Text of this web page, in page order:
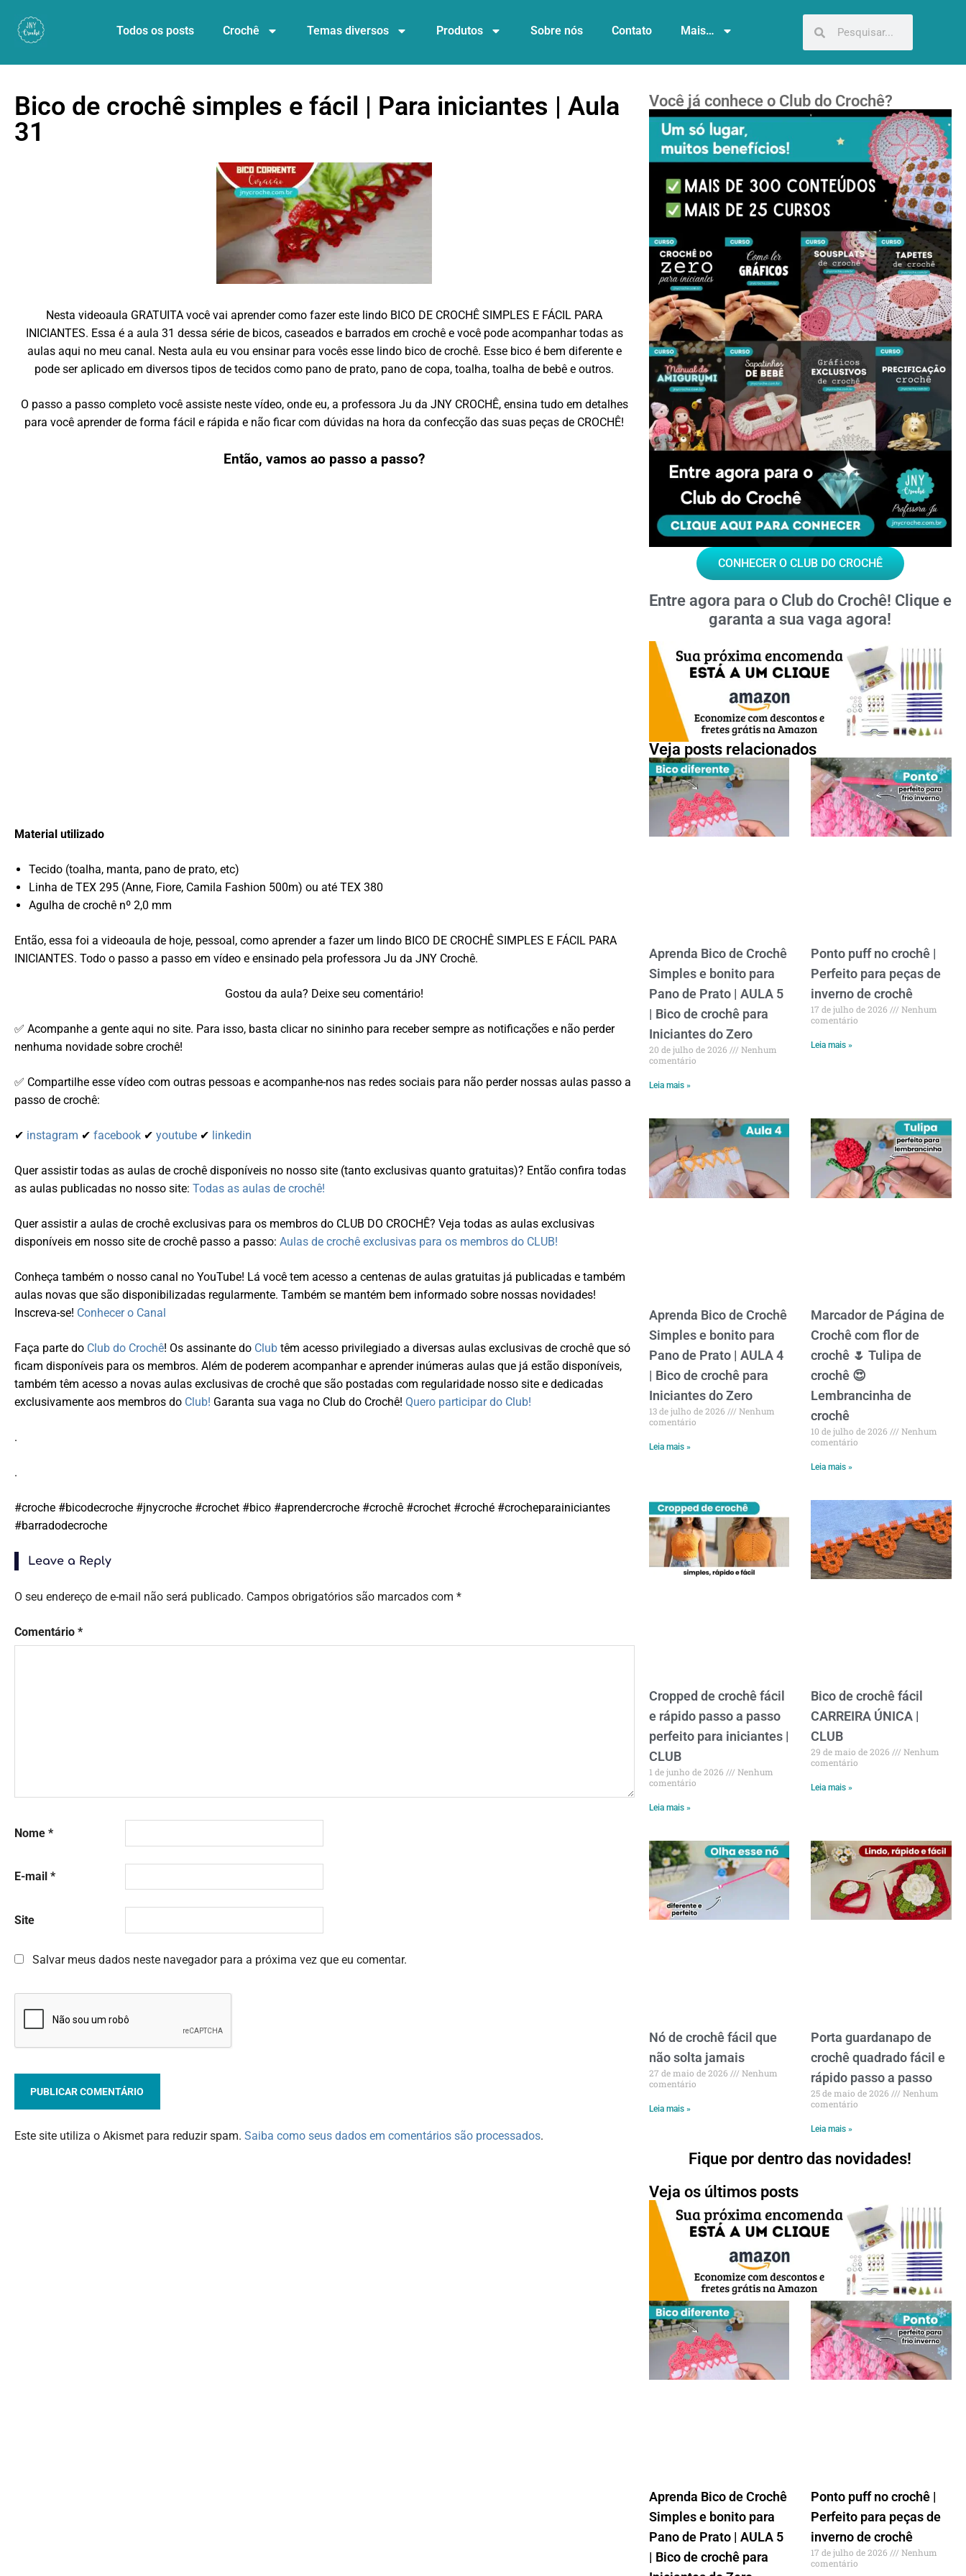
Todos os posts Crochê Temas diversos Produtos Sobre nós Contato Mais…
Você já conhece o Club do Crochê?
CONHECER O CLUB DO CROCHÊ
Entre agora para o Club do Crochê! Clique e
garanta a sua vaga agora!
Veja posts relacionados
Aprenda Bico de Crochê
Simples e bonito para
Pano de Prato | AULA 5
| Bico de crochê para
Iniciantes do Zero
20 de julho de 2026
Nenhum
comentário
Leia mais »
Ponto puff no crochê |
Perfeito para peças de
inverno de crochê
17 de julho de 2026
Nenhum
comentário
Leia mais »
Aprenda Bico de Crochê
Simples e bonito para
Pano de Prato | AULA 4
| Bico de crochê para
Iniciantes do Zero
13 de julho de 2026
Nenhum
comentário
Leia mais »
Marcador de Página de
Crochê com flor de
crochê 🌷 Tulipa de
crochê 😍
Lembrancinha de
crochê
10 de julho de 2026
Nenhum
comentário
Leia mais »
Cropped de crochê fácil
e rápido passo a passo
perfeito para iniciantes |
CLUB
1 de junho de 2026
Nenhum
comentário
Leia mais »
Bico de crochê fácil
CARREIRA ÚNICA |
CLUB
29 de maio de 2026
Nenhum
comentário
Leia mais »
Nó de crochê fácil que
não solta jamais
27 de maio de 2026
Nenhum
comentário
Leia mais »
Porta guardanapo de
crochê quadrado fácil e
rápido passo a passo
25 de maio de 2026
Nenhum
comentário
Leia mais »
Fique por dentro das novidades!
Veja os últimos posts
Aprenda Bico de Crochê
Simples e bonito para
Pano de Prato | AULA 5
| Bico de crochê para
Ponto puff no crochê |
Perfeito para peças de
inverno de crochê
17 de julho de 2026
Nenhum
comentário
Bico de crochê simples e fácil | Para iniciantes | Aula
31
Nesta videoaula GRATUITA você vai aprender como fazer este lindo BICO DE CROCHÊ SIMPLES E FÁCIL PARA
INICIANTES. Essa é a aula 31 dessa série de bicos, caseados e barrados em crochê e você pode acompanhar todas as
aulas aqui no meu canal. Nesta aula eu vou ensinar para vocês esse lindo bico de crochê. Esse bico é bem diferente e
pode ser aplicado em diversos tipos de tecidos como pano de prato, pano de copa, toalha, toalha de bebê e outros.
O passo a passo completo você assiste neste vídeo, onde eu, a professora Ju da JNY CROCHÊ, ensina tudo em detalhes
para você aprender de forma fácil e rápida e não ficar com dúvidas na hora da confecção das suas peças de CROCHÊ!
Então, vamos ao passo a passo?
Material utilizado
Tecido (toalha, manta, pano de prato, etc)
Linha de TEX 295 (Anne, Fiore, Camila Fashion 500m) ou até TEX 380
Agulha de crochê nº 2,0 mm
Então, essa foi a videoaula de hoje, pessoal, como aprender a fazer um lindo BICO DE CROCHÊ SIMPLES E FÁCIL PARA
INICIANTES. Todo o passo a passo em vídeo e ensinado pela professora Ju da JNY Crochê.
Gostou da aula? Deixe seu comentário!
✅ Acompanhe a gente aqui no site. Para isso, basta clicar no sininho para receber sempre as notificações e não perder
nenhuma novidade sobre crochê!
✅ Compartilhe esse vídeo com outras pessoas e acompanhe-nos nas redes sociais para não perder nossas aulas passo a
passo de crochê:
✔ instagram ✔facebook ✔youtube ✔ linkedin
Quer assistir todas as aulas de crochê disponíveis no nosso site (tanto exclusivas quanto gratuitas)? Então confira todas
as aulas publicadas no nosso site:Todas as aulas de crochê!
Quer assistir a aulas de crochê exclusivas para os membros do CLUB DO CROCHÊ? Veja todas as aulas exclusivas
disponíveis em nosso site de crochê passo a passo:Aulas de crochê exclusivas para os membros do CLUB!
Conheça também o nosso canal no YouTube! Lá você tem acesso a centenas de aulas gratuitas já publicadas e também
aulas novas que são disponibilizadas regularmente. Também se mantém bem informado sobre nossas novidades!
Inscreva-se! Conhecer o Canal
Faça parte do Club do Crochê! Os assinante do Club têm acesso privilegiado a diversas aulas exclusivas de crochê que só
ficam disponíveis para os membros. Além de poderem acompanhar e aprender inúmeras aulas que já estão disponíveis,
também têm acesso a novas aulas exclusivas de crochê que são postadas com regularidade nosso site e dedicadas
exclusivamente aos membros do Club! Garanta sua vaga no Club do Crochê!Quero participar do Club!
.
.
#croche #bicodecroche #jnycroche #crochet #bico #aprendercroche #crochê #crochet #croché #crocheparainiciantes
#barradodecroche
Leave a Reply
O seu endereço de e-mail não será publicado. Campos obrigatórios são marcados com*
Comentário*
Nome*
E-mail*
Site
Salvar meus dados neste navegador para a próxima vez que eu comentar.
Este site utiliza o Akismet para reduzir spam.Saiba como seus dados em comentários são processados.